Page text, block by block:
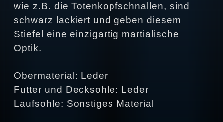
wie z.B. die Totenkopfschnallen, sind
schwarz lackiert und geben diesem
Stiefel eine einzigartig martialische
Optik.
Obermaterial: Leder
Futter und Decksohle: Leder
Laufsohle: Sonstiges Material